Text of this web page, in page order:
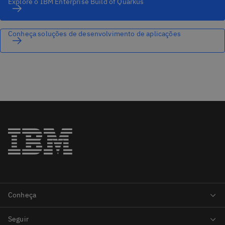
Conheça soluções de desenvolvimento de aplicações